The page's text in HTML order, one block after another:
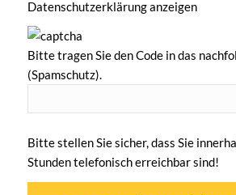
Datenschutzerklärung anzeigen
Bitte tragen Sie den Code in das
(Spamschutz).
Bitte stellen Sie sicher, dass Sie
Stunden telefonisch erreichbar sind!